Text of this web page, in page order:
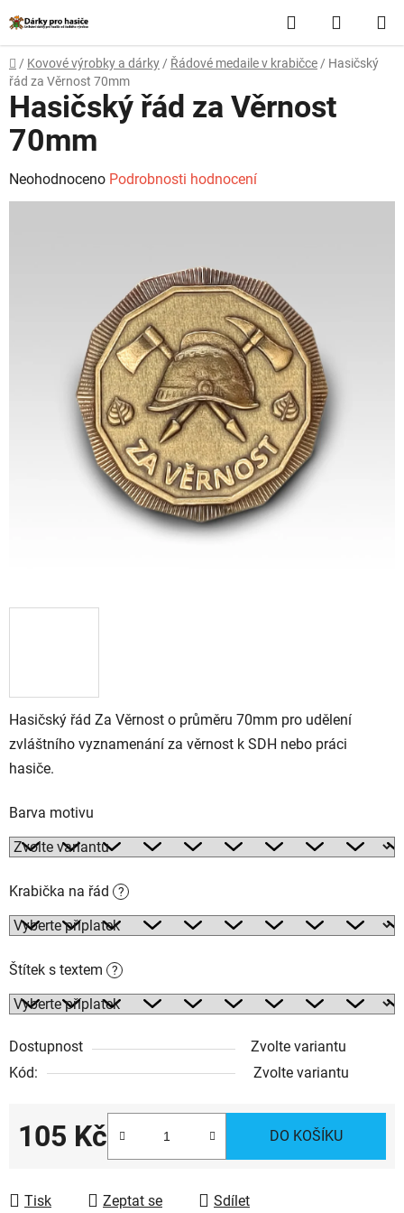
na
obsah
Hledat
KOŠÍK
Domů
/ Kovové výrobky a dárky / Řádové medaile v krabičce / Hasičský
řád za Věrnost 70mm
Hasičský řád Za Věrnost o průměru 70mm pro udělení
zvláštního vyznamenání za věrnost k SDH nebo práci
hasiče.
Barva motivu
Krabička na řád ?
Štítek s textem ?
Dostupnost
Zvolte variantu
Kód:
Zvolte variantu
105 Kč DO KOŠÍKU
Tisk Zeptat se Sdílet
Hasičský řád za Věrnost
70mm
Průměrné
hodnocení
Neohodnoceno Podrobnosti hodnocení